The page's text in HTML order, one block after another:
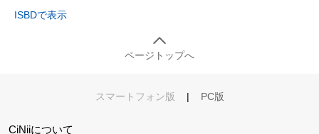
ISBDで表示
ページトップへ
スマートフォン版 | PC版
CiNiiについて